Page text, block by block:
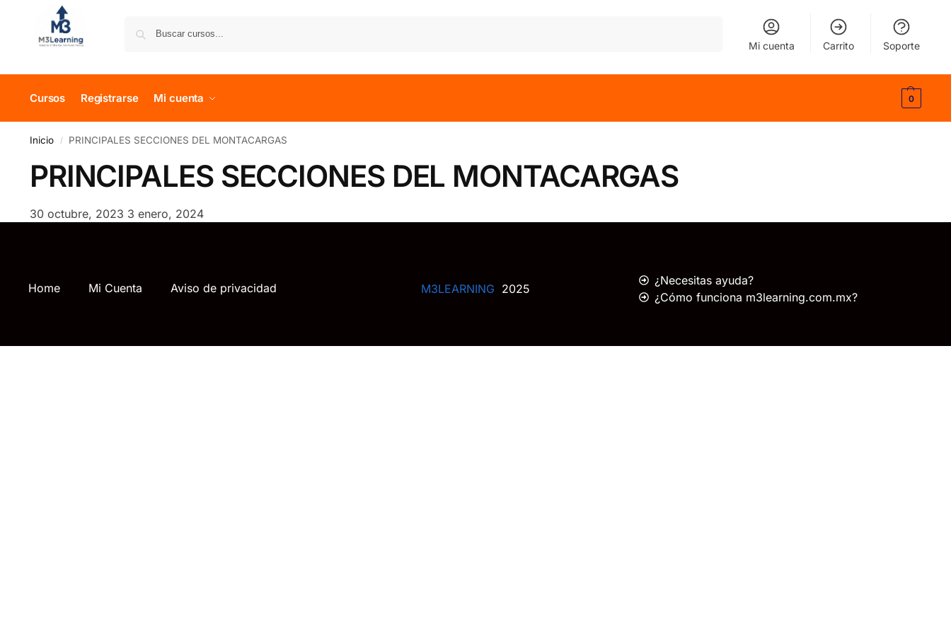
Mi cuenta Carrito Soporte
Cursos Registrarse Mi cuenta 0
Inicio / PRINCIPALES SECCIONES DEL MONTACARGAS
PRINCIPALES SECCIONES DEL MONTACARGAS
30 octubre, 2023 3 enero, 2024
Home Mi Cuenta Aviso de privacidad M3LEARNING 2025
¿Necesitas ayuda?
¿Cómo funciona m3learning.com.mx?